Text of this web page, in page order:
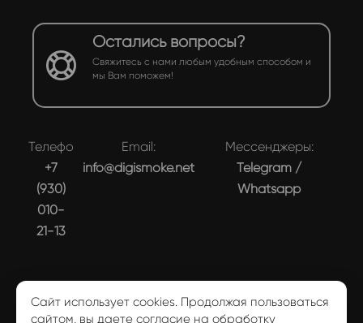
Остались вопросы?
Свяжитесь с нами любым удобным способом и
мы Вам поможем!
Телефон:
+7
(930)
010-
21-13
Email:
info@digismoke.net
Мессенджеры:
Telegram /
Whatsapp
Сайт использует cookies. Продолжая пользоваться
сайтом, вы даете согласие на обработку